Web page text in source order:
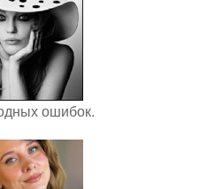
ошибок.